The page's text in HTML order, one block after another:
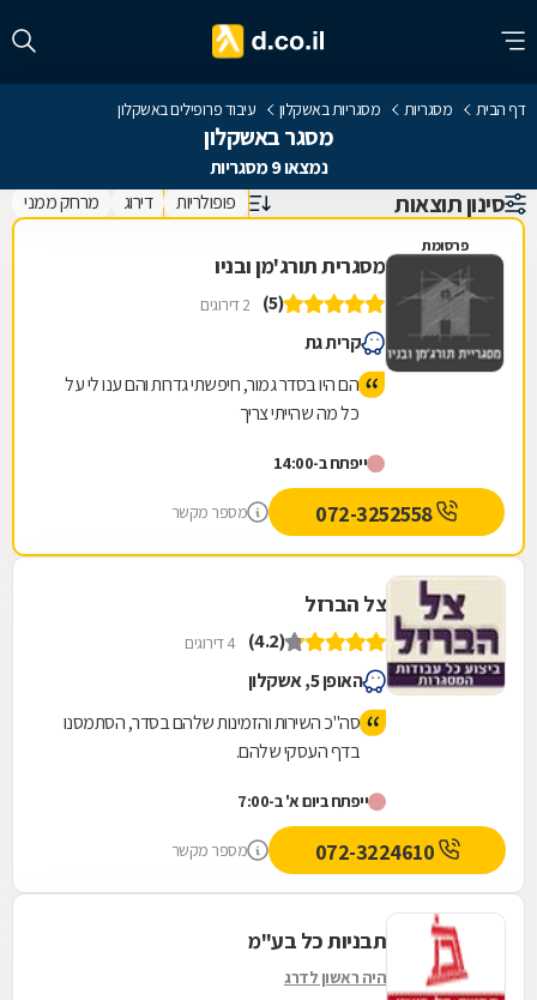
דף הבית מסגריות מסגריות באשקלון עיבוד פרופילים באשקלון
מסגר באשקלון
נמצאו 9 מסגריות
סינון תוצאות פופולריות דירוג מרחק ממני
פרסומת
מסגרית תורג'מן ובניו
(5) 2 דירוגים
קרית גת
הם היו בסדר גמור, חיפשתי גדרות והם ענו לי על
כל מה שהייתי צריך
ייפתח ב-14:00
072-3252558 מספר מקשר
צל הברזל
(4.2) 4 דירוגים
האופן 5, אשקלון
סה"כ השירות והזמינות שלהם בסדר, הסתמסנו
בדף העסקי שלהם.
ייפתח ביום א' ב-7:00
מספר מקשר
תבניות כל בע"מ
היה ראשון לדרג